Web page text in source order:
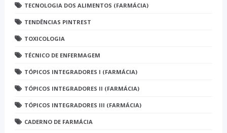
TECNOLOGIA DOS ALIMENTOS (FARMÁCIA)
TENDÊNCIAS PINTREST
TOXICOLOGIA
TÉCNICO DE ENFERMAGEM
TÓPICOS INTEGRADORES I (FARMÁCIA)
TÓPICOS INTEGRADORES II (FARMÁCIA)
TÓPICOS INTEGRADORES III (FARMÁCIA)
CADERNO DE FARMÁCIA